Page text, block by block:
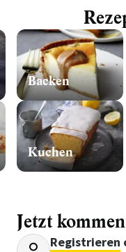
Backen
Kuchen
Jetzt
Registrieren